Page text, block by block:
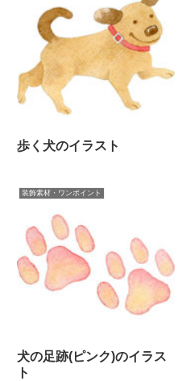
歩く犬のイラスト
装飾素材・ワンポイント
犬の足跡(ピンク)のイラス
ト